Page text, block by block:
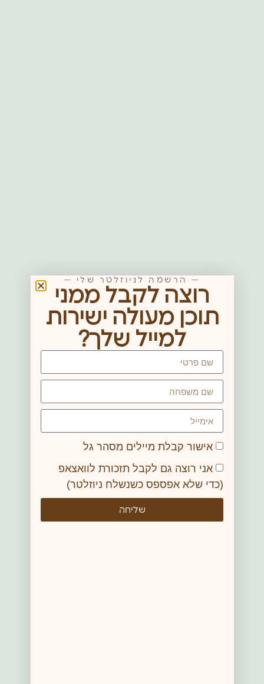
— הרשמה לניוזלטר שלי —
רוצה לקבל ממני
תוכן מעולה ישירות
למייל שלך?
אישור קבלת מיילים מסהר גל
אני רוצה גם לקבל תזכורת לוואצאפ
(כדי שלא אפספס כשנשלח ניוזלטר)
שליחה